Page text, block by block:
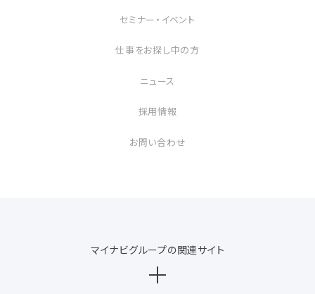
セミナー・イベント
仕事をお探し中の方
ニュース
採用情報
お問い合わせ
マイナビグループの関連サイト